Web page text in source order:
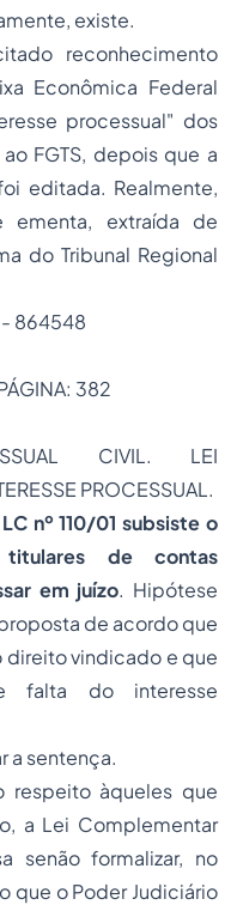
existe.
reconhecimento
Econômica Federal
processual" dos
FGTS, depois que a
editada. Realmente,
ementa, extraída de
do Tribunal Regional
- 864548
382
CIVIL. LEI
PROCESSUAL.
nº 110/01 subsiste o
titulares de contas
em juízo. Hipótese
de acordo que
vindicado e que
falta do interesse
a sentença.
àqueles que
a Lei Complementar
senão formalizar, no
que o Poder Judiciário